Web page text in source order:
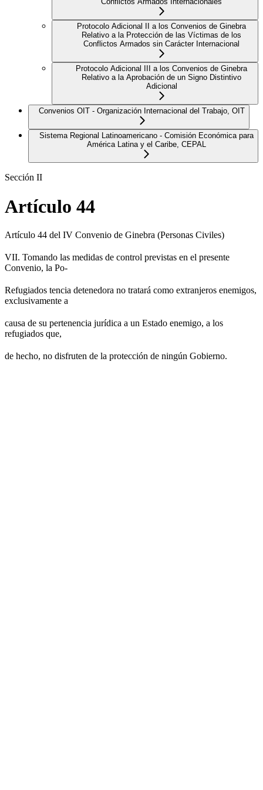
Protocolo Adicional II a los Convenios de Ginebra
Relativo a la Protección de las Víctimas de los
Conflictos Armados sin Carácter Internacional
Protocolo Adicional III a los Convenios de Ginebra
Relativo a la Aprobación de un Signo Distintivo
Adicional
Convenios OIT - Organización Internacional del Trabajo, OIT
Sistema Regional Latinoamericano - Comisión Económica para
América Latina y el Caribe, CEPAL
Sección II
Artículo 44
Artículo 44 del IV Convenio de Ginebra (Personas Civiles)
VII. Tomando las medidas de control previstas en el presente
Convenio, la Po-
Refugiados tencia detenedora no tratará como extranjeros enemigos,
exclusivamente a
causa de su pertenencia jurídica a un Estado enemigo, a los
refugiados que,
de hecho, no disfruten de la protección de ningún Gobierno.